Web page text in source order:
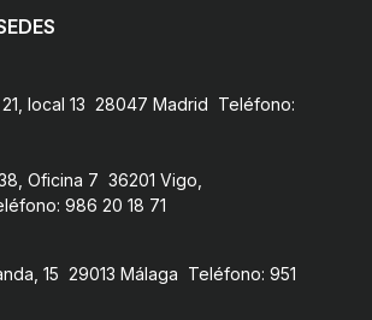
21, local 13 28047 Madrid Teléfono:
Oficina 7 36201 Vigo,
986 20 18 71
15 29013 Málaga Teléfono: 951